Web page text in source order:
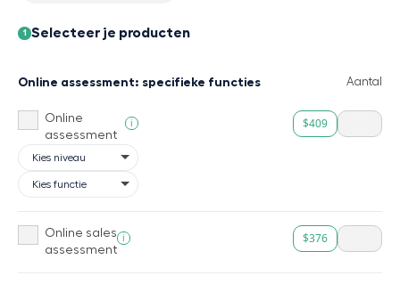
1 Selecteer je producten
Online assessment: specifieke functies Aantal
Online
assessment
i $409
Online sales
assessment
i $376